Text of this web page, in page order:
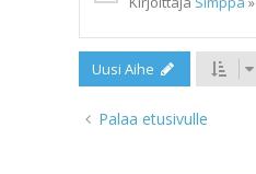
Uusi Aihe
Palaa etusivulle